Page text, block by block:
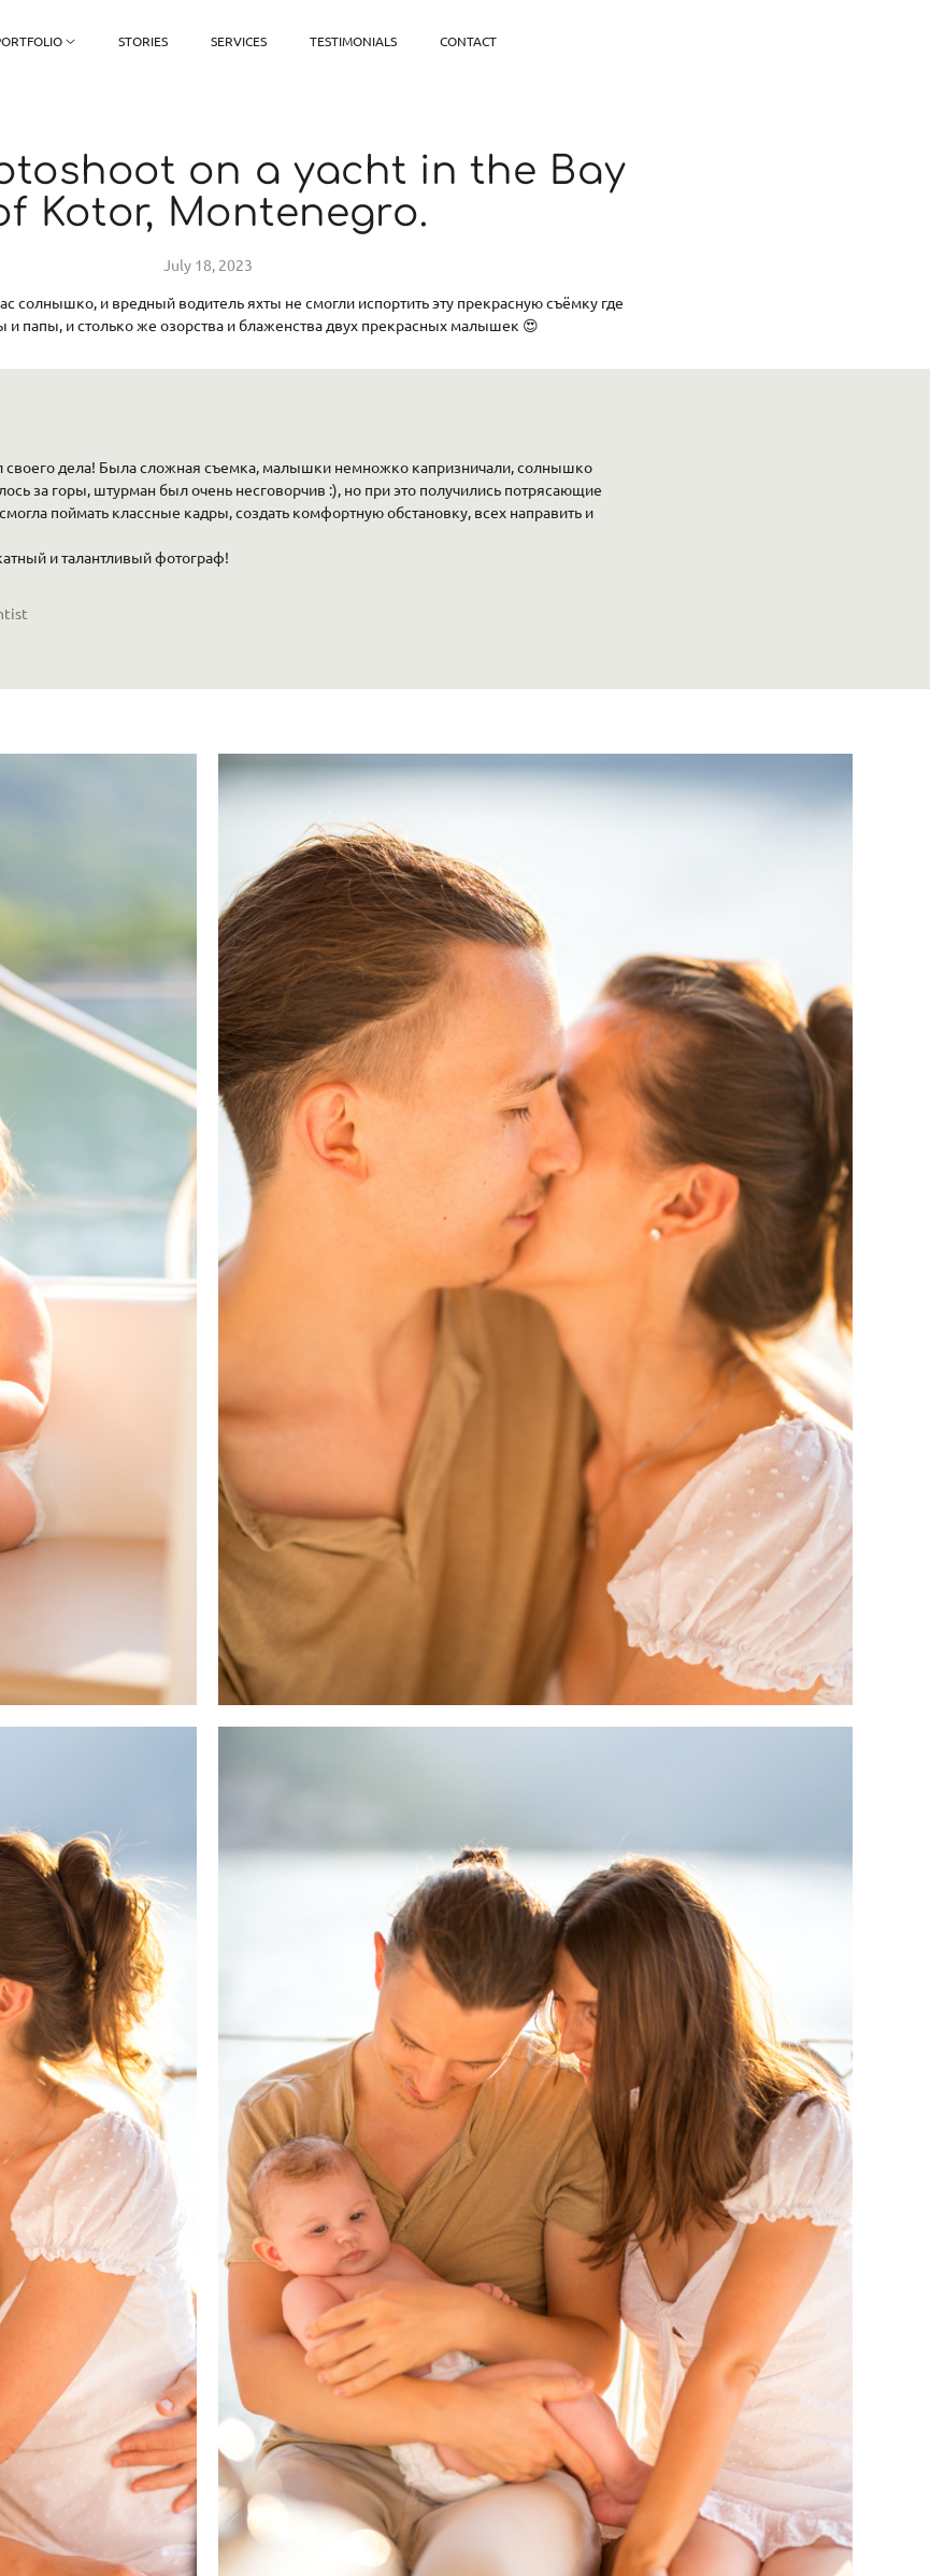
STORIES SERVICES TESTIMONIALS CONTACT
on a yacht in the Bay
Kotor, Montenegro.
July 18, 2023
солнышко, и вредный водитель яхты не смогли испортить эту прекрасную съёмку где
папы, и столько же озорства и блаженства двух прекрасных малышек 😍
своего дела! Была сложная съемка, малышки немножко капризничали, солнышко
за горы, штурман был очень несговорчив :), но при это получились потрясающие
поймать классные кадры, создать комфортную обстановку, всех направить и
и талантливый фотограф!